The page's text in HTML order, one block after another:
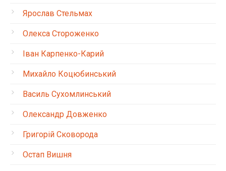
Ярослав Стельмах
Олекса Стороженко
Іван Карпенко-Карий
Михайло Коцюбинський
Василь Сухомлинський
Олександр Довженко
Григорій Сковорода
Остап Вишня